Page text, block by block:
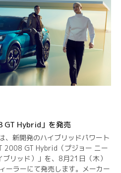
GT Hybrid」を発売
新開発のハイブリッドパワート
2008 GT Hybrid（プジョー ニー
リッド）」を、8月21日（木）
ーラーにて発売します。メーカー